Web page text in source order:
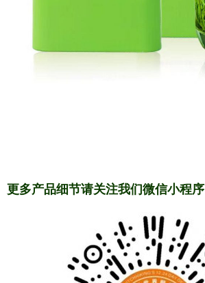
更多产品细节请关注我们微信小程序